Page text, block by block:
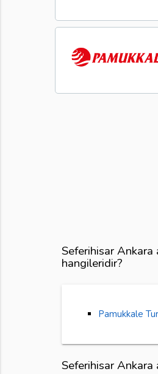
Seferihisar Ankara
hangileridir?
Pamukkale
Seferihisar Ankara